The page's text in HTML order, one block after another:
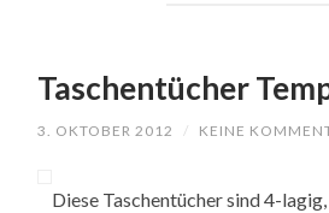
Taschentücher
3. OKTOBER 2012 / KEINE
Diese Taschentücher sind 4-